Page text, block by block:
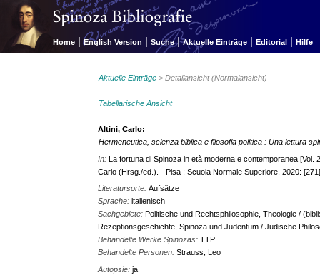
Home | English Version | Suche | Aktuelle Einträge | Editorial | Hilfe
Aktuelle Einträge > Detailansicht (Normalansicht)
Tabellarische Ansicht
Altini, Carlo:
Hermeneutica, scienza biblica e filosofia politica : Una lettura
In:La fortuna di Spinoza in età moderna e contemporanea
Carlo (Hrsg./ed.). - Pisa : Scuola Normale Superiore, 2020:
Literatursorte:Aufsätze
Sprache:italienisch
Sachgebiete:Politische und Rechtsphilosophie, Theologie /
Rezeptionsgeschichte, Spinoza und Judentum / Jüdische
Behandelte Werke Spinozas:TTP
Behandelte Personen:Strauss, Leo
Autopsie:ja